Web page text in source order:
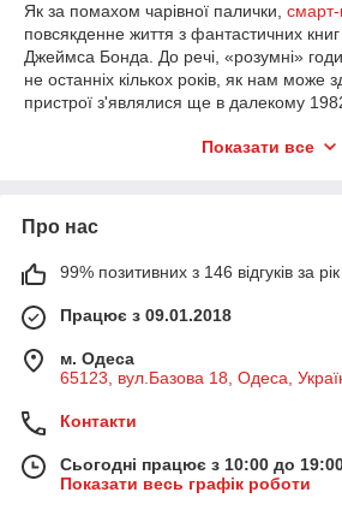
Як за помахом чарівної палички, смарт-
повсякденне життя з фантастичних книг
Джеймса Бонда. До речі, «розумні»
не останніх кількох років, як нам може
пристрої з'являлися ще в далекому
Зрозуміло, ніякого інтернету
символів, було справжньою
здивуєш. Але за 35 років в
людство зробило не просто
рекордний стрибок у висоту.
електроніка має при своїх
такими можливостями, про які
недавно можна було тільки
Більшість смарт-годин
незалежних моделей) і останні
закритими очима» делегувати
Показати все
Про нас
99% позитивних з 146 відгуків за рік
Працює з 09.01.2018
м. Одеса
65123, вул.Базова 18, Одеса,
Контакти
Сьогодні працює з 10:00 до
Показати весь графік роботи